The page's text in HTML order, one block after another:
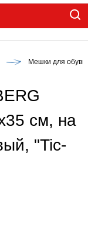
Мешки для
см, на
"Tic-